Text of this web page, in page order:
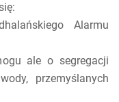
Alarmu
ale o segregacji
przemyślanych